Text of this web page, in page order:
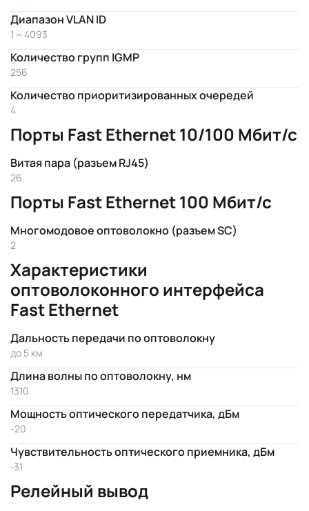
Диапазон VLAN ID
1 ~ 4093
Количество групп IGMP
256
Количество приоритизированных очередей
4
Порты Fast Ethernet 10/100 Мбит/с
Витая пара (разъем RJ45)
26
Порты Fast Ethernet 100 Мбит/с
Многомодовое оптоволокно (разъем SC)
2
Характеристики
оптоволоконного интерфейса
Fast Ethernet
Дальность передачи по оптоволокну
до 5 км
Длина волны по оптоволокну, нм
1310
Мощность оптического передатчика, дБм
-20
Чувствительность оптического приемника, дБм
-31
Релейный вывод